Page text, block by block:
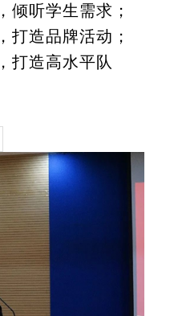
倾听学生需求；
打造品牌活动；
打造高水平队